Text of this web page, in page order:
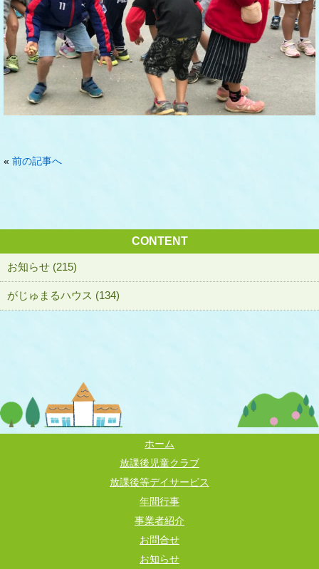
« 前の記事へ
CONTENT
お知らせ (215)
がじゅまるハウス (134)
ホーム
放課後児童クラブ
放課後等デイサービス
年間行事
事業者紹介
お問合せ
お知らせ